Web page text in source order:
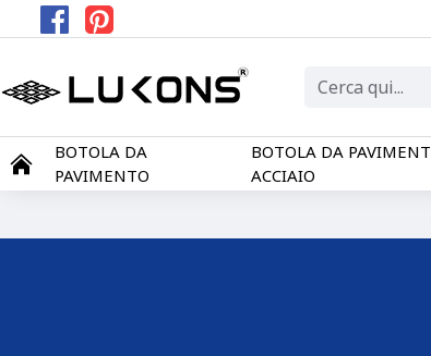
BOTOLA DA
PAVIMENTO
BOTOLA DA
ACCIAIO